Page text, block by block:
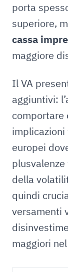
porta
superiore,
cassa
maggiore
Il VA
aggiuntivi:
comportare
europei
della
quindi
versamenti
maggiori